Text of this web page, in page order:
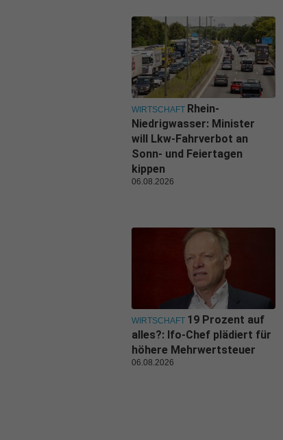
WIRTSCHAFT Rhein-
Niedrigwasser: Minister
will Lkw-Fahrverbot an
Sonn- und Feiertagen
kippen
06.08.2026
WIRTSCHAFT 19 Prozent auf
alles?: Ifo-Chef plädiert für
höhere Mehrwertsteuer
06.08.2026